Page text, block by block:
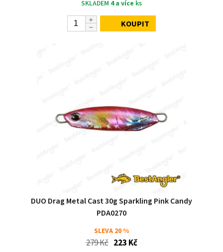
SKLADEM 4 a více ks
KOUPIT
DUO Drag Metal Cast 30g Sparkling Pink Candy
PDA0270
SLEVA 20 %
279 Kč 223 Kč